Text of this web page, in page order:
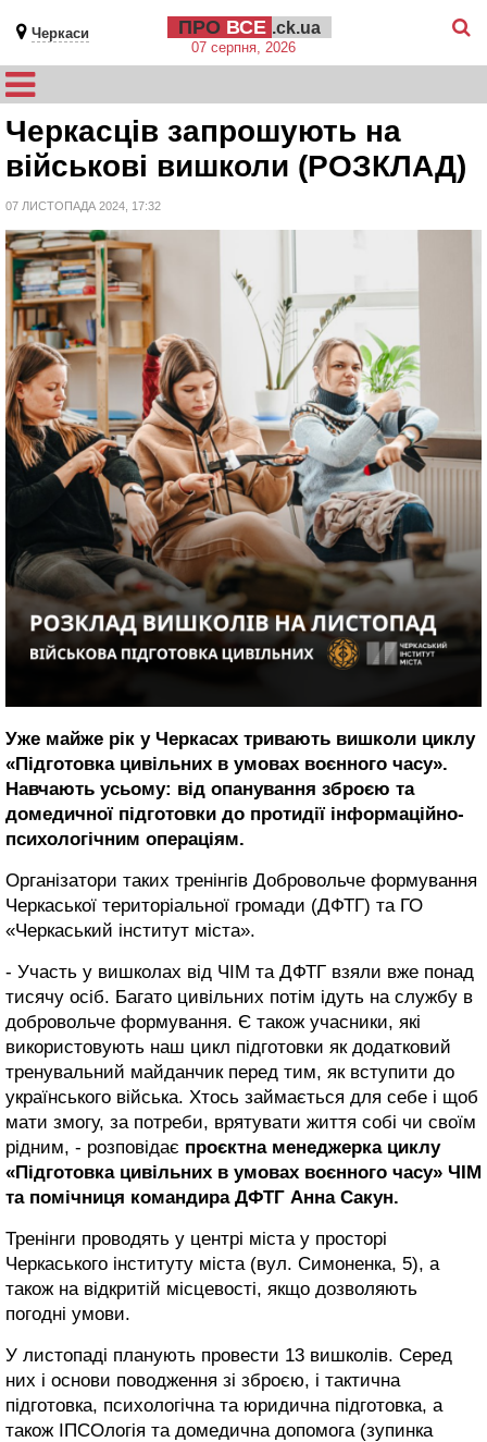
Черкаси ПРО ВСЕ .ck.ua
07 серпня, 2026
Черкасців запрошують на
військові вишколи (РОЗКЛАД)
07 ЛИСТОПАДА 2024, 17:32
Уже майже рік у Черкасах тривають вишколи циклу
«Підготовка цивільних в умовах воєнного часу».
Навчають усьому: від опанування зброєю та
домедичної підготовки до протидії інформаційно-
психологічним операціям.
Організатори таких тренінгів Добровольче формування
Черкаської територіальної громади (ДФТГ) та ГО
«Черкаський інститут міста».
- Участь у вишколах від ЧІМ та ДФТГ взяли вже понад
тисячу осіб. Багато цивільних потім ідуть на службу в
добровольче формування. Є також учасники, які
використовують наш цикл підготовки як додатковий
тренувальний майданчик перед тим, як вступити до
українського війська. Хтось займається для себе і щоб
мати змогу, за потреби, врятувати життя собі чи своїм
рідним, - розповідає проєктна менеджерка циклу
«Підготовка цивільних в умовах воєнного часу» ЧІМ
та помічниця командира ДФТГ Анна Сакун.
Тренінги проводять у центрі міста у просторі
Черкаського інституту міста (вул. Симоненка, 5), а
також на відкритій місцевості, якщо дозволяють
погодні умови.
У листопаді планують провести 13 вишколів. Серед
них і основи поводження зі зброєю, і тактична
підготовка, психологічна та юридична підготовка, а
також ІПСОлогія та домедична допомога (зупинка